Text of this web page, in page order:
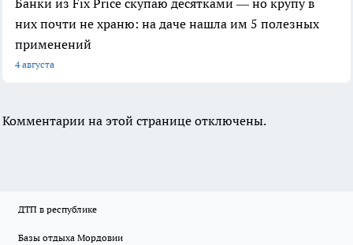
Банки из Fix Price скупаю десятками — но крупу в
них почти не храню: на даче нашла им 5 полезных
применений
4 августа
Комментарии на этой странице отключены.
ДТП в республике
Базы отдыха Мордовии